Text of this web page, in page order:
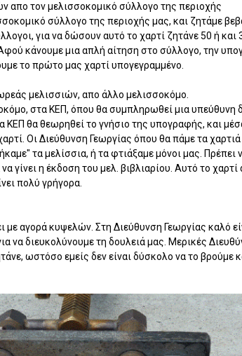
απο τον μελισσοκομικό σύλλογο της περιοχής
σύλλογο της περιοχής μας, και ζητάμε
για να δώσουν αυτό το χαρτί ζητάνε 50 ή και
κάνουμε μια απλή αίτηση στο σύλλογο, την
το πρώτο μας χαρτί υπογεγραμμένο.
μελισσιών, απο άλλο μελισσοκόμο.
στα ΚΕΠ, όπου θα συμπληρωθεί μια υπεύθυνη
ΚΕΠ θα θεωρηθεί το γνήσιο της υπογραφής, και
Οι Διεύθυνση Γεωργίας όπου θα πάμε τα
τα μελίσσια, ή τα φτιάξαμε μόνοι μας. Πρέπει
γίνει η έκδοση του μελ. βιβλιαρίου. Αυτό το
πολύ γρήγορα.
με αγορά κυψελών. Στη Διεύθυνση Γεωργίας καλό
να διευκολύνουμε τη δουλειά μας. Μερικές
ωστόσο εμείς δεν είναι δύσκολο να το βρούμε